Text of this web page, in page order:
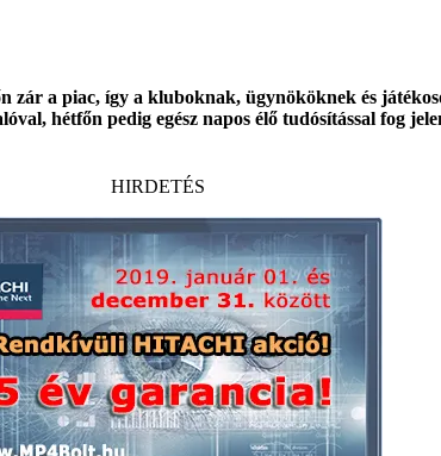
a piac, így a kluboknak, ügynököknek és
hétfőn pedig egész napos élő tudósítással fog
HIRDETÉS